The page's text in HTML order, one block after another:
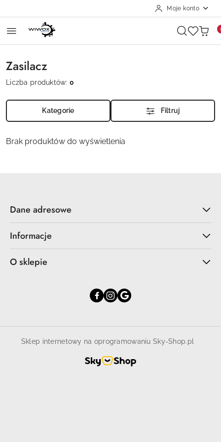
Moje konto
Zasilacz
Liczba produktów:0
Kategorie Filtruj
Brak produktów do wyświetlenia
Dane adresowe
Informacje
O sklepie
Sklep internetowy na oprogramowaniu Sky-Shop.pl